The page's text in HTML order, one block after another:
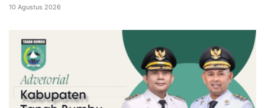
10 Agustus 2026